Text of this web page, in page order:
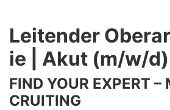
Leitender
ie | Akut (m/w/d)
FIND YOUR EXPERT –
CRUITING